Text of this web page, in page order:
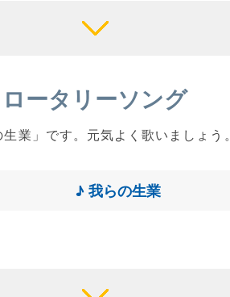
ロータリーソング
業」です。元気よく歌いましょう。
♪ 我らの生業